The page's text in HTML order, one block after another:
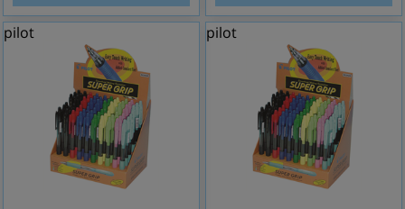
pilot
pilot